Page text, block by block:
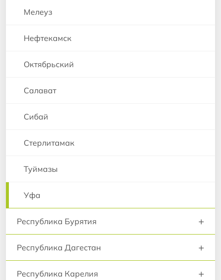
Мелеуз
Нефтекамск
Октябрьский
Салават
Сибай
Стерлитамак
Туймазы
Уфа
Республика Бурятия +
Республика Дагестан +
Республика Карелия +